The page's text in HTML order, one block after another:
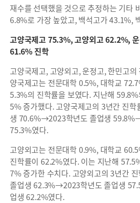
재수를 선택했을 것으로 추정하는 기타
6.8%로 가장 높았고, 백석고가 43.1%,
고양국제고 75.3%, 고양외고 62.2%,
61.6% 진학
고양국제고, 고양외고, 운정고, 한민고
양국제고는 전문대학 0.5%, 대학교
5.3%의 진학률을 보였다. 지난해
5% 증가했다. 고양국제고의 3년간 진학
생 70.6%→2023학년도 졸업생
75.3%였다.
고양외고는 전문대학 0.9%, 대학교
진학률이 62.2%였다. 이는 지난해
7% 증가한 수치다. 고양외고의 3년간
졸업생 62.3%→2023학년도 졸업생
업생 62.2%였다.